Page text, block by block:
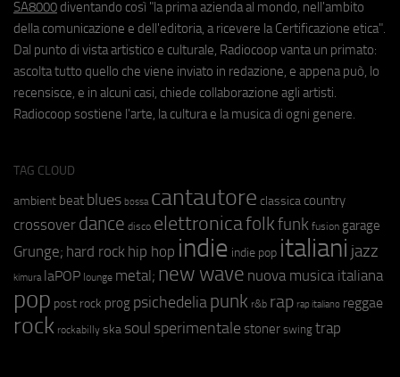
SA8000 diventando così "la prima azienda al mondo, nell'ambito
della comunicazione e dell'editoria, a ricevere la Certificazione etica".
Dal punto di vista artistico e culturale, Radiocoop vanta un primato:
ascolta tutto quello che viene inviato in redazione, e appena può, lo
recensisce, e in alcuni casi, chiede collaborazione agli artisti.
Radiocoop sostiene l'arte, la cultura e la musica di ogni genere.
TAG CLOUD
ambient beat blues bossa cantautore classica country
crossover dance disco elettronicafolkfunk fusion garage
Grunge; hard rock hip hop indie indie pop italiani jazz
kimura laPOP lounge metal; new wave nuova musica italiana
pop post rock prog psichedeliapunk r&b rap rap italiano reggae
rock rockabilly ska soul sperimentale stoner swing trap